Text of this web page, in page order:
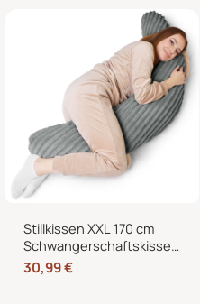
Stillkissen XXL 170 cm
Schwangerschaftskissen
Seitenschläferkissen U-
Form – Lagerungskissen
30,99€